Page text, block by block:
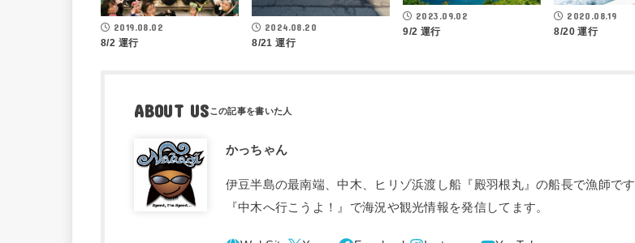
2019.08.02
8/2 運行
2024.08.20
8/21 運行
2023.09.02
9/2 運行
2020.08.19
8/20 運行
ABOUT US
かっちゃん
伊豆半島の最南端、中木、ヒリゾ浜渡し船『殿羽根丸』の船長で漁師です
『中木へ行こうよ！』で海況や観光情報を発信してます。